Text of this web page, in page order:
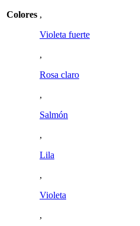
Colores ,
Violeta fuerte
,
Rosa claro
,
Salmón
,
Lila
,
Violeta
,